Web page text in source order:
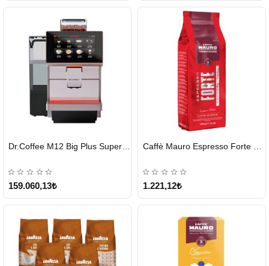
GÖNDERİ
159.060,13₺
GÖNDERİ
1.221,12₺